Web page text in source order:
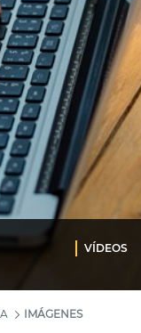
VÍDEOS
IMÁGENES